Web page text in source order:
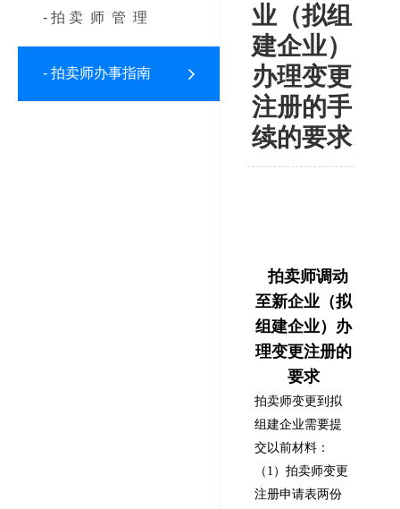
- 拍 卖 师 管 理
- 拍卖师办事指南
业（拟组
建企业）
办理变更
注册的手
续的要求
拍卖师调动
至新企业（拟
组建企业）办
理变更注册的
要求
拍卖师变更到拟
组建企业需要提
交以前材料：
（1）拍卖师变更
注册申请表两份